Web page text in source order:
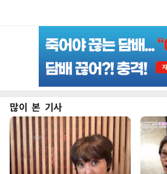
많이 본 기사